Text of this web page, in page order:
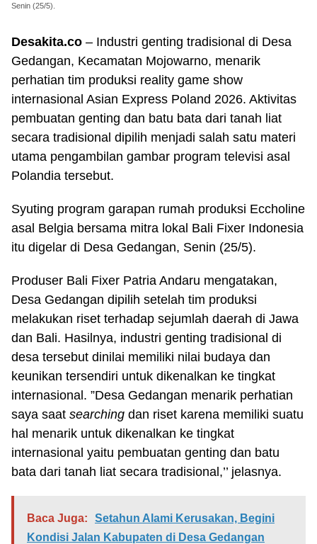
Senin (25/5).
Desakita.co – Industri genting tradisional di Desa
Gedangan, Kecamatan Mojowarno, menarik
perhatian tim produksi reality game show
internasional Asian Express Poland 2026. Aktivitas
pembuatan genting dan batu bata dari tanah liat
secara tradisional dipilih menjadi salah satu materi
utama pengambilan gambar program televisi asal
Polandia tersebut.
Syuting program garapan rumah produksi Eccholine
asal Belgia bersama mitra lokal Bali Fixer Indonesia
itu digelar di Desa Gedangan, Senin (25/5).
Produser Bali Fixer Patria Andaru mengatakan,
Desa Gedangan dipilih setelah tim produksi
melakukan riset terhadap sejumlah daerah di Jawa
dan Bali. Hasilnya, industri genting tradisional di
desa tersebut dinilai memiliki nilai budaya dan
keunikan tersendiri untuk dikenalkan ke tingkat
internasional. ”Desa Gedangan menarik perhatian
saya saat searching dan riset karena memiliki suatu
hal menarik untuk dikenalkan ke tingkat
internasional yaitu pembuatan genting dan batu
bata dari tanah liat secara tradisional,’’ jelasnya.
Baca Juga:
Setahun Alami Kerusakan, Begini
Kondisi Jalan Kabupaten di Desa Gedangan